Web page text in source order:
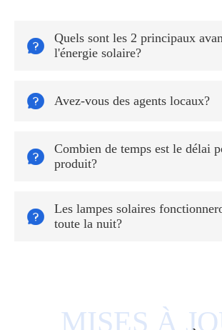

Quels sont les 2 principaux
l'énergie solaire?
 Avez-vous des agents locaux?

Combien de temps est le délai
produit?

Les lampes solaires
toute la nuit?